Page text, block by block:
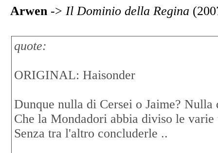
Arwen -> Il Dominio della Regina
quote:
ORIGINAL: Haisonder
Dunque nulla di Cersei o Jaime? Nulla
Che la Mondadori abbia diviso le varie
Senza tra l'altro concluderle ..